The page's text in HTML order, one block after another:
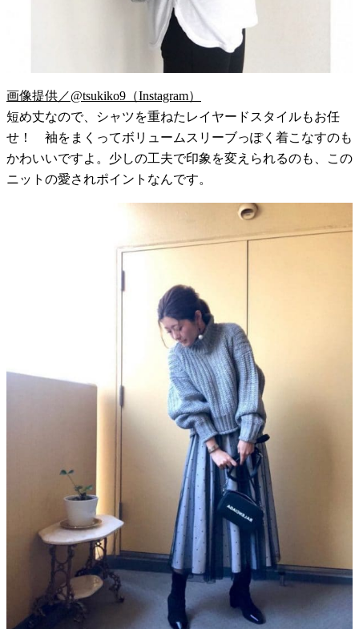
画像提供／@tsukiko9（Instagram）
短め丈なので、シャツを重ねたレイヤードスタイルもお任
せ！ 袖をまくってボリュームスリーブっぽく着こなすのも
かわいいですよ。少しの工夫で印象を変えられるのも、この
ニットの愛されポイントなんです。